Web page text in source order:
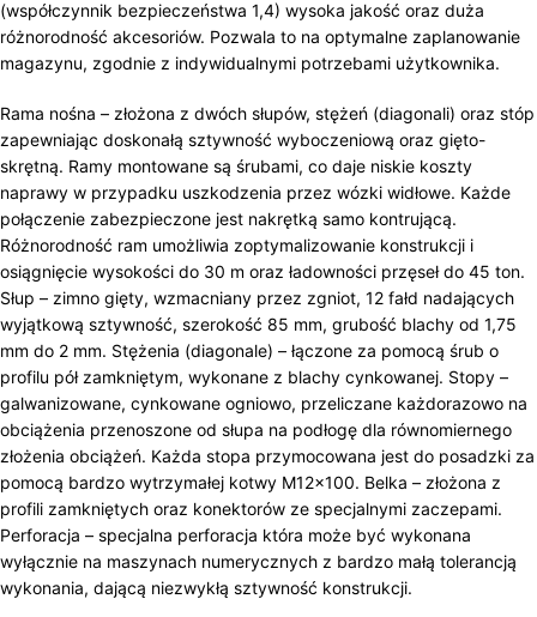
(współczynnik bezpieczeństwa 1,4) wysoka jakość oraz duża
różnorodność akcesoriów. Pozwala to na optymalne zaplanowanie
magazynu, zgodnie z indywidualnymi potrzebami użytkownika.
Rama nośna – złożona z dwóch słupów, stężeń (diagonali) oraz stóp
zapewniając doskonałą sztywność wyboczeniową oraz gięto-
skrętną. Ramy montowane są śrubami, co daje niskie koszty
naprawy w przypadku uszkodzenia przez wózki widłowe. Każde
połączenie zabezpieczone jest nakrętką samo kontrującą.
Różnorodność ram umożliwia zoptymalizowanie konstrukcji i
osiągnięcie wysokości do 30 m oraz ładowności przęseł do 45 ton.
Słup – zimno gięty, wzmacniany przez zgniot, 12 fałd nadających
wyjątkową sztywność, szerokość 85 mm, grubość blachy od 1,75
mm do 2 mm. Stężenia (diagonale) – łączone za pomocą śrub o
profilu pół zamkniętym, wykonane z blachy cynkowanej. Stopy –
galwanizowane, cynkowane ogniowo, przeliczane każdorazowo na
obciążenia przenoszone od słupa na podłogę dla równomiernego
złożenia obciążeń. Każda stopa przymocowana jest do posadzki za
pomocą bardzo wytrzymałej kotwy M12x100. Belka – złożona z
profili zamkniętych oraz konektorów ze specjalnymi zaczepami.
Perforacja – specjalna perforacja która może być wykonana
wyłącznie na maszynach numerycznych z bardzo małą tolerancją
wykonania, dającą niezwykłą sztywność konstrukcji.